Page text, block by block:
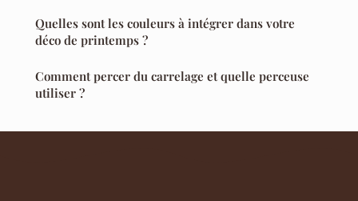
Quelles sont les couleurs à intégrer dans votre
déco de printemps ?
Comment percer du carrelage et quelle perceuse
utiliser ?